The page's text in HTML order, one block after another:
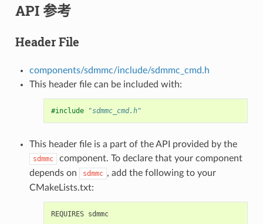
API 参考
Header File
components/sdmmc/include/sdmmc_cmd.h
This header file can be included with:
#include "sdmmc_cmd.h"
This header file is a part of the API provided by the
sdmmc
component. To declare that your component
depends on
sdmmc , add the following to your
CMakeLists.txt:
REQUIRES sdmmc